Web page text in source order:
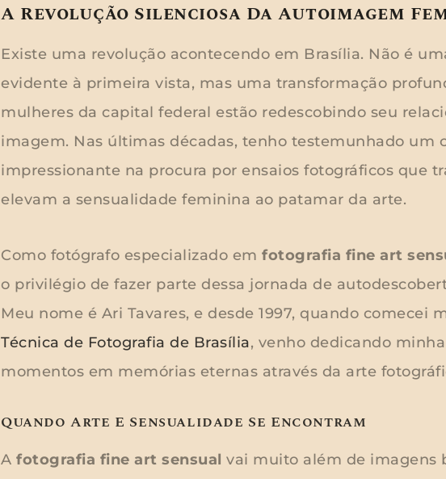
A Revolução Silenciosa Da Autoimagem
Existe uma revolução acontecendo em Brasília. Não é
evidente à primeira vista, mas uma transformação
mulheres da capital federal estão redescobindo seu
imagem. Nas últimas décadas, tenho testemunhado um
impressionante na procura por ensaios fotográficos que
elevam a sensualidade feminina ao patamar da arte.
Como fotógrafo especializado em fotografia fine art
o privilégio de fazer parte dessa jornada de
Meu nome é Ari Tavares, e desde 1997, quando comecei
Técnica de Fotografia de Brasília, venho dedicando
momentos em memórias eternas através da arte
Quando Arte E Sensualidade Se Encontram
A fotografia fine art sensual vai muito além de imagens